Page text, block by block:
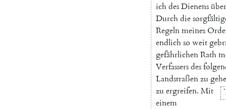
ichdesDienens
Durchdie
Regelnmeines
endlichso weit
gefährlichenRath
Verfassersdes
Landstraßenzu
*
zu ergreifen. Mit
einem